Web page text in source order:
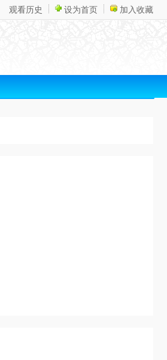
观看历史 设为首页 加入收藏